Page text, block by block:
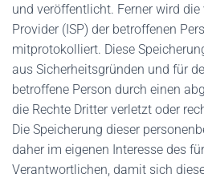
und veröffentlicht. Ferner wird die
Provider (ISP) der betroffenen
mitprotokolliert. Diese
aus Sicherheitsgründen und für
betroffene Person durch einen
die Rechte Dritter verletzt oder
Die Speicherung dieser
daher im eigenen Interesse des
Verantwortlichen, damit sich